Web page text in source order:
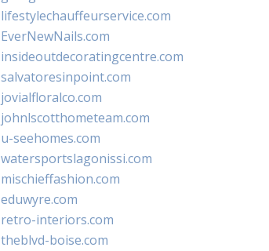
lifestylechauffeurservice.com
EverNewNails.com
insideoutdecoratingcentre.com
salvatoresinpoint.com
jovialfloralco.com
johnlscotthometeam.com
u-seehomes.com
watersportslagonissi.com
mischieffashion.com
eduwyre.com
retro-interiors.com
theblvd-boise.com